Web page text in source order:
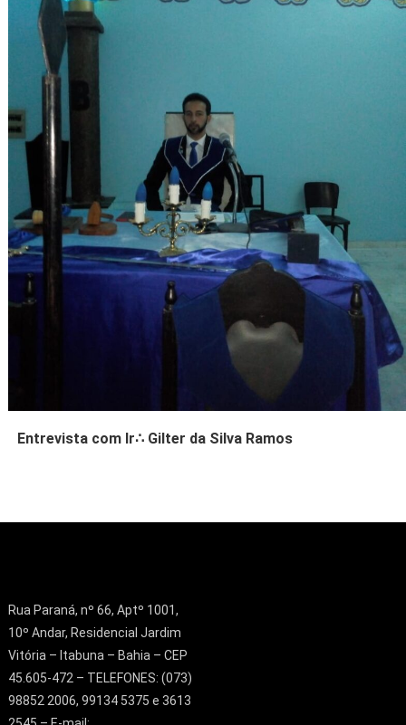
Entrevista com Ir∴ Gilter da Silva Ramos
Rua Paraná, nº 66, Aptº 1001,
10º Andar, Residencial Jardim
Vitória – Itabuna – Bahia – CEP
45.605-472 – TELEFONES: (073)
98852 2006, 99134 5375 e 3613